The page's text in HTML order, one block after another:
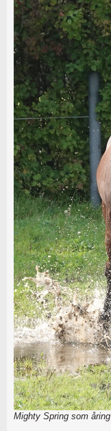
Mighty Spring som åring